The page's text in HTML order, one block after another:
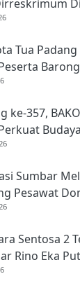
Tua
ke-357,
Sumbar
Pesawat
33 Persen
Sentosa 2
Rino Eka